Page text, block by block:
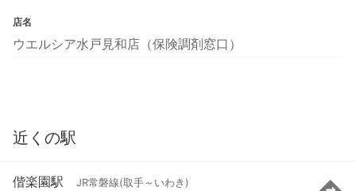
店名
ウエルシア水戸見和店（保険調剤窓口）
近くの駅
偕楽園駅 JR常磐線(取手～いわき)